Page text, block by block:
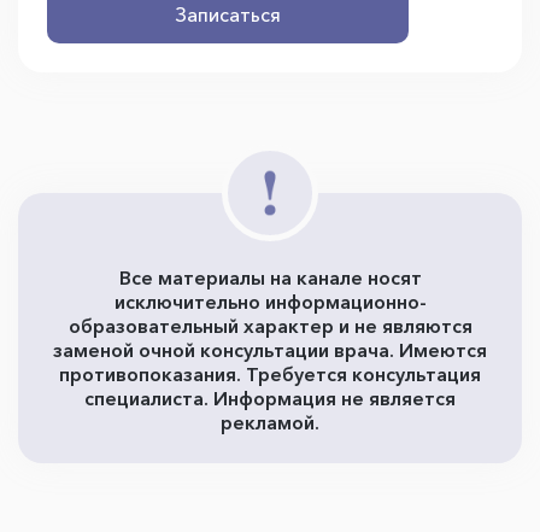
Записаться
Все материалы на канале носят
исключительно информационно-
образовательный характер и не являются
заменой очной консультации врача. Имеются
противопоказания. Требуется консультация
специалиста. Информация не является
рекламой.